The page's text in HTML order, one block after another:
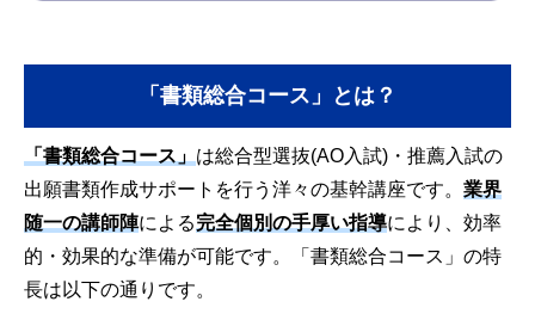
「書類総合コース」とは？
「書類総合コース」 は総合型選抜(AO入試)・推薦入試の
出願書類作成サポートを行う洋々の基幹講座です。 業界
随一の講師陣による完全個別の手厚い指導により、効率
的・効果的な準備が可能です。
「書類総合コース」の特
長は以下の通りです。